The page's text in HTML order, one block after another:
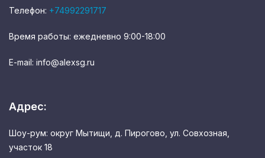
Телефон: +74992291717
Время работы: ежедневно 9:00-18:00
E-mail: info@alexsg.ru
Адрес:
Шоу-рум: округ Мытищи, д. Пирогово, ул. Совхозная,
участок 18